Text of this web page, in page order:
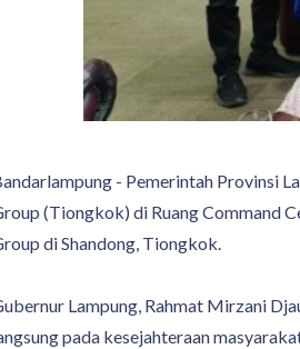
- Pemerintah Provinsi
(Tiongkok) di Ruang Command
di Shandong, Tiongkok.
Lampung, Rahmat Mirzani
pada kesejahteraan